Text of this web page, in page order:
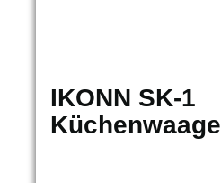
IKONN SK-1
Küchenwaage